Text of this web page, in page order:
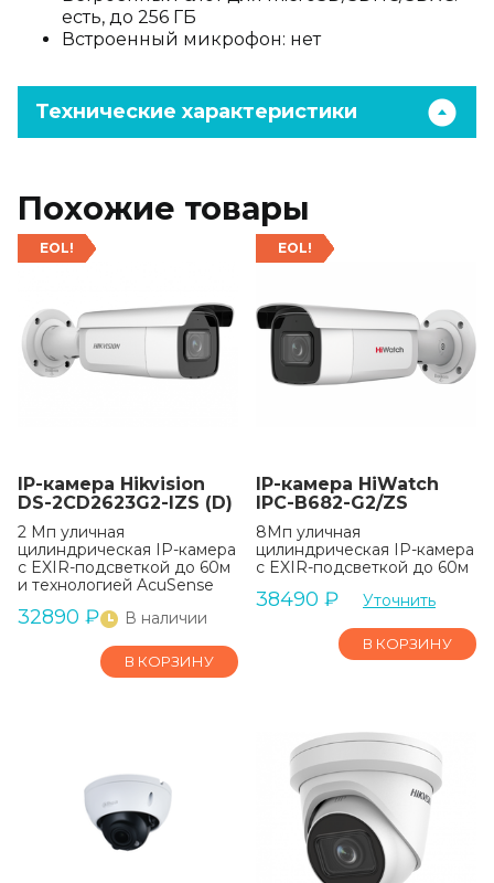
есть, до 256 ГБ
Встроенный микрофон: нет
Технические характеристики
Похожие товары
EOL!
IP-камера Hikvision
DS-2CD2623G2-IZS (D)
2 Мп уличная
цилиндрическая IP-камера
с EXIR-подсветкой до 60м
и технологией AcuSense
32890 ₽ В наличии
В КОРЗИНУ
EOL!
IP-камера HiWatch
IPC-B682-G2/ZS
8Мп уличная
цилиндрическая IP-камера
с EXIR-подсветкой до 60м
38490 ₽ Уточнить
В КОРЗИНУ